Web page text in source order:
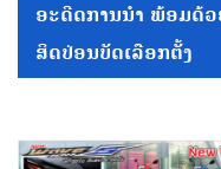
ອະດີດການນໍາ ພ້ອມດ້ວ
ສິດປ່ອນບັດເລືອກຕັ້ງ